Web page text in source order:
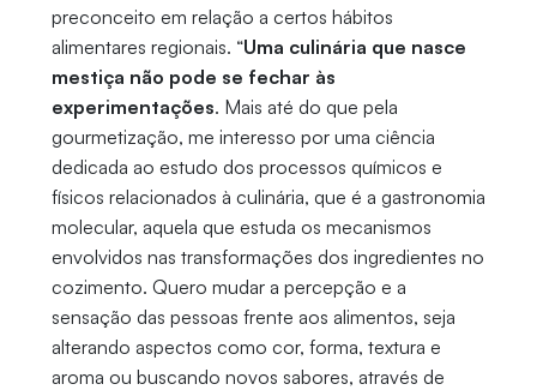
preconceito em relação a certos hábitos
alimentares regionais. “Uma culinária que nasce
mestiça não pode se fechar às
experimentações. Mais até do que pela
gourmetização, me interesso por uma ciência
dedicada ao estudo dos processos químicos e
físicos relacionados à culinária, que é a gastronomia
molecular, aquela que estuda os mecanismos
envolvidos nas transformações dos ingredientes no
cozimento. Quero mudar a percepção e a
sensação das pessoas frente aos alimentos, seja
alterando aspectos como cor, forma, textura e
aroma ou buscando novos sabores, através de